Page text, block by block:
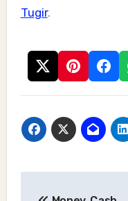
Tugir.